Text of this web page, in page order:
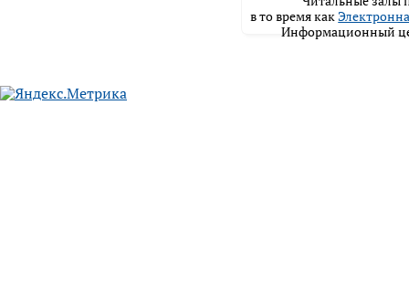
в то время как
Информационный